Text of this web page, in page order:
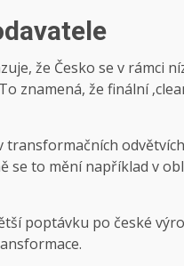
že Česko se v rámci
znamená, že finální
transformačních
se to mění například v
poptávku po české